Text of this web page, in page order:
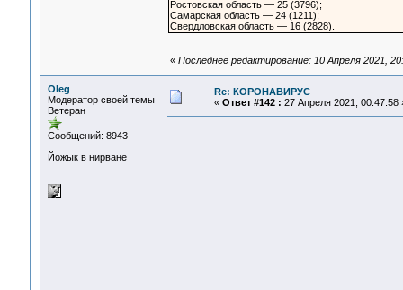
Ростовская область — 25 (3796);
Самарская область — 24 (1211);
Свердловская область — 16 (2828).
« Последнее редактирование: 10 Апреля 2021,
Oleg
Модератор своей темы
Ветеран
Сообщений: 8943
Йожык в нирване
Re: КОРОНАВИРУС
« Ответ #142 : 27 Апреля 2021, 00:47:58